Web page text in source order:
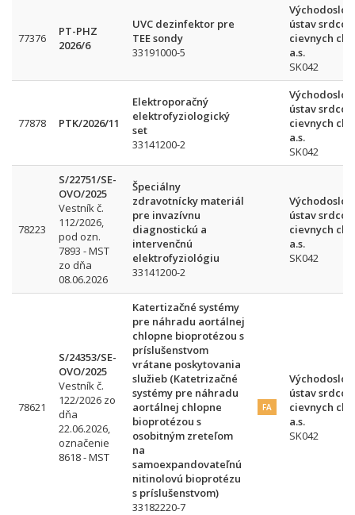
77376
PT-PHZ
2026/6
UVC dezinfektor pre
TEE sondy
33191000-5
ústav
cievnych
a.s.
SK042
77878 PTK/2026/11
Elektroporačný
elektrofyziologický
set
33141200-2
ústav
cievnych
a.s.
SK042
78223
S/22751/SE-
OVO/2025
Vestník č.
112/2026,
pod ozn.
7893 - MST
zo dňa
08.06.2026
Špeciálny
zdravotnícky materiál
pre invazívnu
diagnostickú a
intervenčnú
elektrofyziológiu
33141200-2
ústav
cievnych
a.s.
SK042
78621
S/24353/SE-
OVO/2025
Vestník č.
122/2026 zo
dňa
22.06.2026,
označenie
8618 - MST
Katertizačné systémy
pre náhradu aortálnej
chlopne bioprotézou s
príslušenstvom
vrátane poskytovania
služieb (Katetrizačné
systémy pre náhradu
aortálnej chlopne
bioprotézou s
osobitným zreteľom
na
samoexpandovateľnú
nitinolovú bioprotézu
s príslušenstvom)
33182220-7
FA
ústav
cievnych
a.s.
SK042